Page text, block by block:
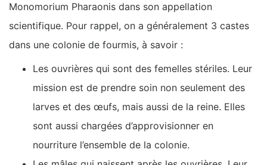
Monomorium Pharaonis dans son appellation
scientifique. Pour rappel, on a généralement 3 castes
dans une colonie de fourmis, à savoir :
Les ouvrières qui sont des femelles stériles. Leur
mission est de prendre soin non seulement des
larves et des œufs, mais aussi de la reine. Elles
sont aussi chargées d’approvisionner en
nourriture l’ensemble de la colonie.